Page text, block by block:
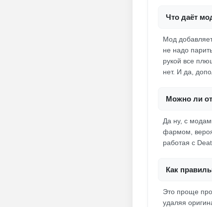
Что даёт
Мод
не надо
рукой все
нет. И да,
Можно ли
Да ну, с
фармом,
работая с
Как
Это проще
удаляя